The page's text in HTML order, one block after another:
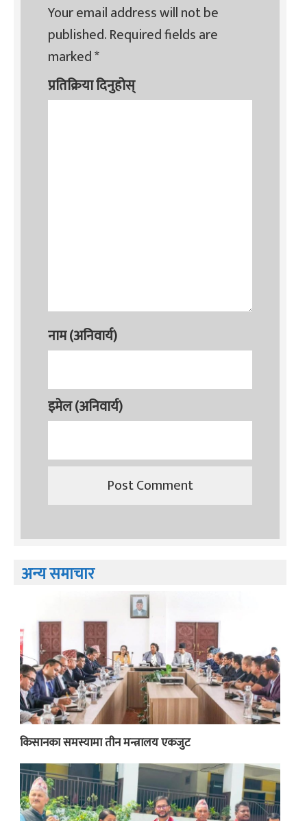
Your email address will not be
published.Required fields are
marked*
प्रतिक्रिया दिनुहोस्
नाम (अनिवार्य)
इमेल (अनिवार्य)
अन्य समाचार
किसानका समस्यामा तीन मन्त्रालय एकजुट